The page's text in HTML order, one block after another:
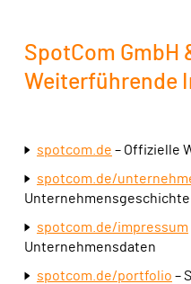
SpotCom GmbH
Weiterführende
spotcom.de – Offizielle
spotcom.de/
spotcom.de/impressum
Unternehmensdaten
spotcom.de/portfolio –